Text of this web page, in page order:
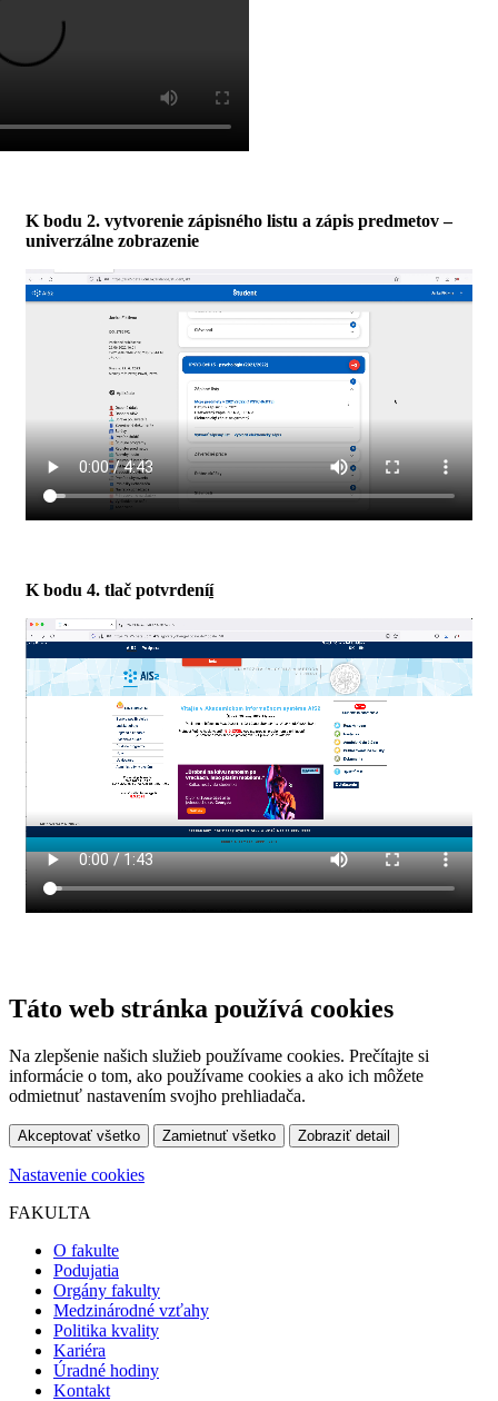
K bodu 2. vytvorenie zápisného listu a zápis predmetov –
univerzálne zobrazenie
K bodu 4. tlač potvrdeníí
Táto web stránka používá cookies
Na zlepšenie našich služieb používame cookies. Prečítajte si
informácie o tom, ako používame cookies a ako ich môžete
odmietnuť nastavením svojho prehliadača.
Akceptovať všetko Zamietnuť všetko Zobraziť detail
Nastavenie cookies
FAKULTA
O fakulte
Podujatia
Orgány fakulty
Medzinárodné vzťahy
Politika kvality
Kariéra
Úradné hodiny
Kontakt